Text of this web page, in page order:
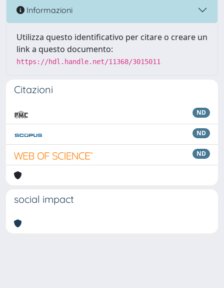
Informazioni
Utilizza questo identificativo per citare o creare un
link a questo documento:
https://hdl.handle.net/11368/3015011
Citazioni
ND
ND
ND
social impact